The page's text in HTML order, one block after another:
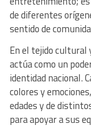
de diferentes
sentido de
En el tejido cultural
actúa como un
identidad nacional.
colores y
edades y de
para apoyar a sus